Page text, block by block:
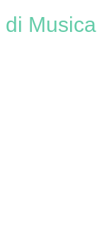
di Musica